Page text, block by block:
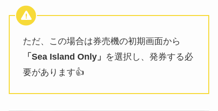
ただ、この場合は券売機の初期画面から
「Sea Island Only」 を選択し、発券する必
要があります👍